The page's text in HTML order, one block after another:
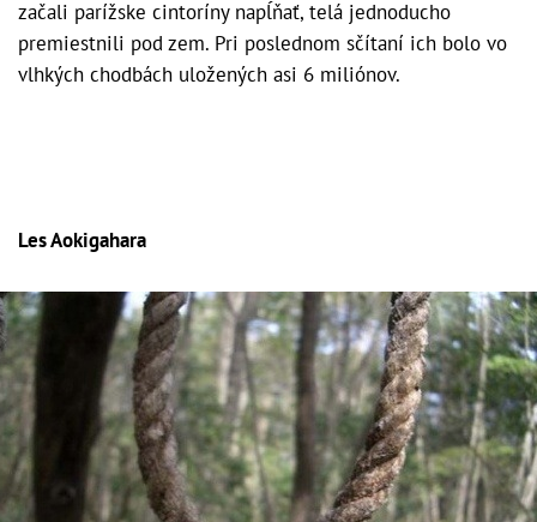
začali parížske cintoríny napĺňať, telá jednoducho
premiestnili pod zem. Pri poslednom sčítaní ich bolo vo
vlhkých chodbách uložených asi 6 miliónov.
Les Aokigahara